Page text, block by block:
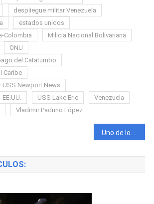
despliegue militar Venezuela
estados unidos
Colombia
Milicia Nacional Bolivariana
ONU
del Catatumbo
Caribe
USS Newport News
USS Lake Erie
Venezuela
Vladimir Padrino López